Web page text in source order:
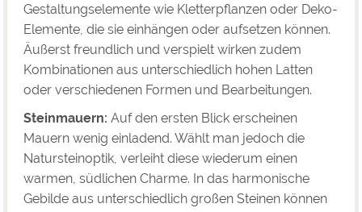
Gestaltungselemente wie Kletterpflanzen oder Deko-
Elemente, die sie einhängen oder aufsetzen können.
Äußerst freundlich und verspielt wirken zudem
Kombinationen aus unterschiedlich hohen Latten
oder verschiedenen Formen und Bearbeitungen.
Steinmauern: Auf den ersten Blick erscheinen
Mauern wenig einladend. Wählt man jedoch die
Natursteinoptik, verleiht diese wiederum einen
warmen, südlichen Charme. In das harmonische
Gebilde aus unterschiedlich großen Steinen können